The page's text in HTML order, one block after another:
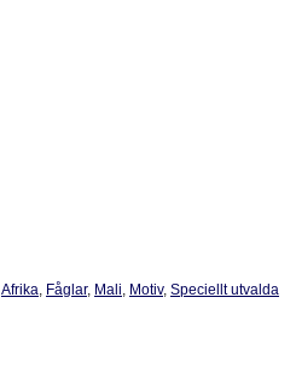
Afrika, Fåglar, Mali, Motiv, Speciellt utvalda